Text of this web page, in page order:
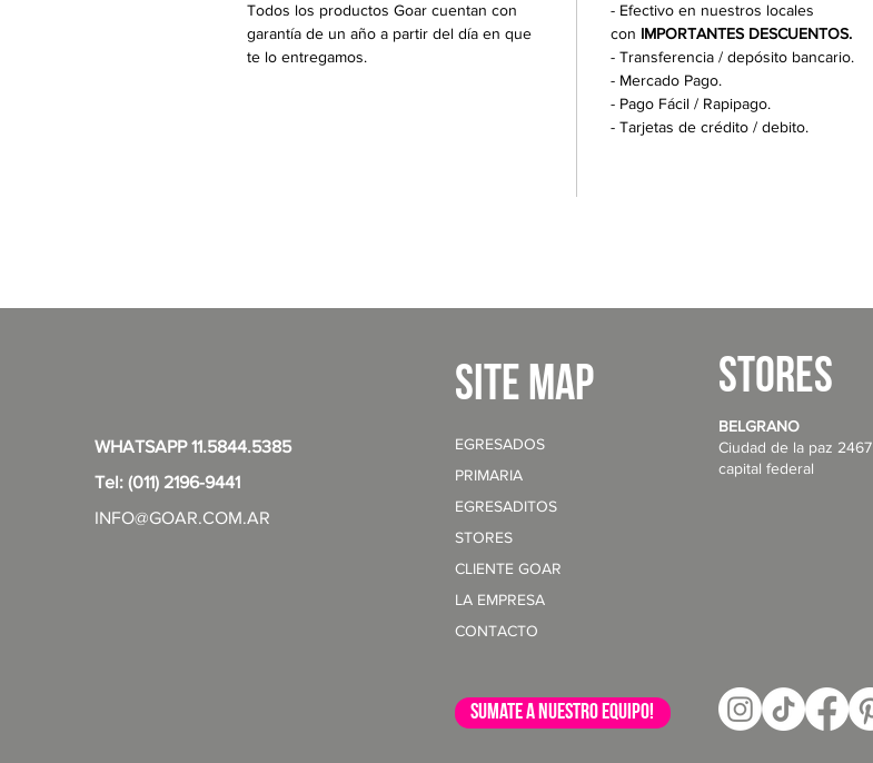
Todos los productos Goar cuentan con
garantía de un año a partir del día en que
te lo entregamos.
- Efectivo en nuestros locales
con IMPORTANTES DESCUENTOS.
- Transferencia / depósito bancario.
- Mercado Pago.
- Pago Fácil / Rapipago.
- Tarjetas de crédito / debito.
WHATSAPP 11.5844.5385
Tel: (011) 2196-9441
INFO@GOAR.COM.AR
site map
EGRESADOS
PRIMARIA
EGRESADITOS
STORES
CLIENTE GOAR
LA EMPRESA
CONTACTO
sumate a nuestro equipo!
STORES
BELGRANO
Ciudad de la paz 2467
capital federal